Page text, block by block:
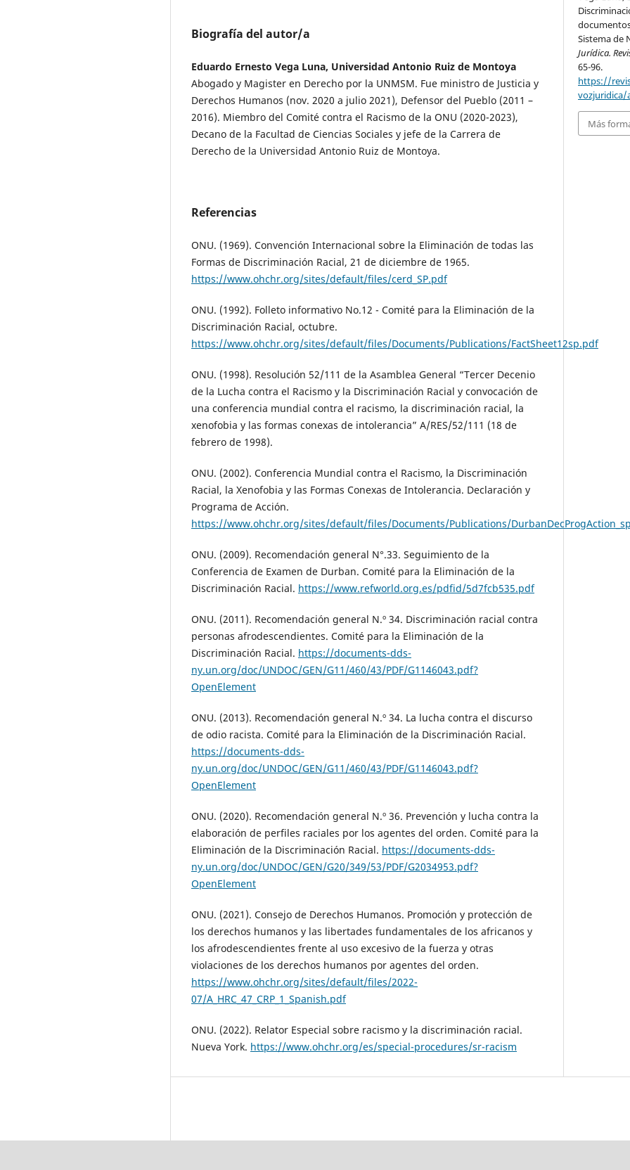
Biografía del autor/a
Eduardo Ernesto Vega Luna, Universidad Antonio Ruiz de Montoya
Abogado y Magister en Derecho por la UNMSM. Fue ministro de Justicia y
Derechos Humanos (nov. 2020 a julio 2021), Defensor del Pueblo (2011 –
2016). Miembro del Comité contra el Racismo de la ONU (2020-2023),
Decano de la Facultad de Ciencias Sociales y jefe de la Carrera de
Derecho de la Universidad Antonio Ruiz de Montoya.
Referencias
ONU. (1969). Convención Internacional sobre la Eliminación de todas las
Formas de Discriminación Racial, 21 de diciembre de 1965.
https://www.ohchr.org/sites/default/files/cerd_SP.pdf
ONU. (1992). Folleto informativo No.12 - Comité para la Eliminación de la
Discriminación Racial, octubre.
https://www.ohchr.org/sites/default/files/Documents/Publications/FactSheet12sp.pdf
ONU. (1998). Resolución 52/111 de la Asamblea General “Tercer Decenio
de la Lucha contra el Racismo y la Discriminación Racial y convocación de
una conferencia mundial contra el racismo, la discriminación racial, la
xenofobia y las formas conexas de intolerancia” A/RES/52/111 (18 de
febrero de 1998).
ONU. (2002). Conferencia Mundial contra el Racismo, la Discriminación
Racial, la Xenofobia y las Formas Conexas de Intolerancia. Declaración y
Programa de Acción.
https://www.ohchr.org/sites/default/files/Documents/Publications/
ONU. (2009). Recomendación general N°.33. Seguimiento de la
Conferencia de Examen de Durban. Comité para la Eliminación de la
Discriminación Racial. https://www.refworld.org.es/pdfid/5d7fcb535.pdf
ONU. (2011). Recomendación general N.º 34. Discriminación racial contra
personas afrodescendientes. Comité para la Eliminación de la
Discriminación Racial. https://documents-dds-
ny.un.org/doc/UNDOC/GEN/G11/460/43/PDF/G1146043.pdf?
OpenElement
ONU. (2013). Recomendación general N.º 34. La lucha contra el discurso
de odio racista. Comité para la Eliminación de la Discriminación Racial.
https://documents-dds-
ny.un.org/doc/UNDOC/GEN/G11/460/43/PDF/G1146043.pdf?
OpenElement
ONU. (2020). Recomendación general N.º 36. Prevención y lucha contra la
elaboración de perfiles raciales por los agentes del orden. Comité para la
Eliminación de la Discriminación Racial. https://documents-dds-
ny.un.org/doc/UNDOC/GEN/G20/349/53/PDF/G2034953.pdf?
OpenElement
ONU. (2021). Consejo de Derechos Humanos. Promoción y protección de
los derechos humanos y las libertades fundamentales de los africanos y
los afrodescendientes frente al uso excesivo de la fuerza y otras
violaciones de los derechos humanos por agentes del orden.
https://www.ohchr.org/sites/default/files/2022-
07/A_HRC_47_CRP_1_Spanish.pdf
ONU. (2022). Relator Especial sobre racismo y la discriminación racial.
Nueva York. https://www.ohchr.org/es/special-procedures/sr-racism
Sistema de
Jurídica.
65-96.
https://
Más